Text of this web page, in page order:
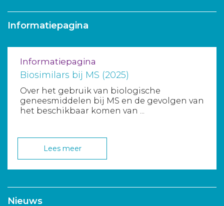
Aanmelden nieuwsbrief
Inloggen
Toegang leeromgeving
Informatiepagina
Informatiepagina
Biosimilars bij MS (2025)
Over het gebruik van biologische
geneesmiddelen bij MS en de gevolgen van
het beschikbaar komen van ...
Lees meer
Nieuws